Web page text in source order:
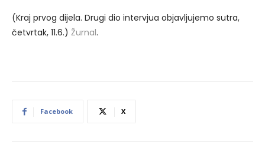
(Kraj prvog dijela. Drugi dio intervjua objavljujemo sutra,
četvrtak, 11.6.) Žurnal.
Facebook X